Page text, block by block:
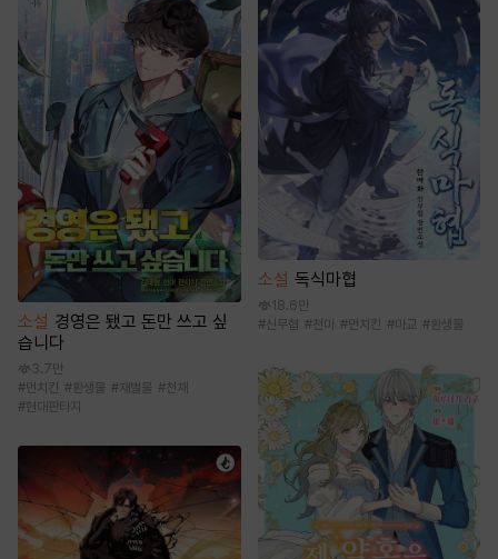
소설 경영은 됐고 돈만 쓰고 싶
습니다
3.7만
#먼치킨 # 환생물 # 재벌물 #천재
#현대판타지
소설 독식마협
18.6만
#신무협 #천마 #먼치킨 #마교 #환생물